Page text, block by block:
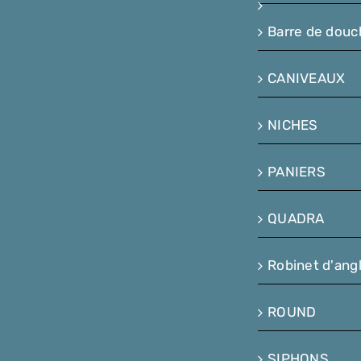
Barre de
CANIVEAUX
NICHES
PANIERS
QUADRA
Robinet
ROUND